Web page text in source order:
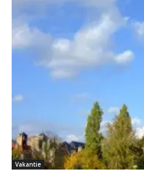
Vakantie